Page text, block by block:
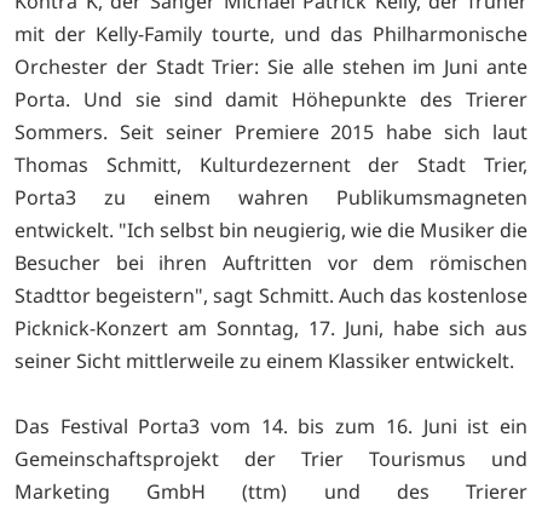
mit der Kelly-Family tourte, und das Philharmonische
Orchester der Stadt Trier: Sie alle stehen im Juni ante
Porta. Und sie sind damit Höhepunkte des Trierer
Sommers. Seit seiner Premiere 2015 habe sich laut
Thomas Schmitt, Kulturdezernent der Stadt Trier,
Porta3 zu einem wahren Publikumsmagneten
entwickelt. "Ich selbst bin neugierig, wie die Musiker die
Besucher bei ihren Auftritten vor dem römischen
Stadttor begeistern", sagt Schmitt. Auch das kostenlose
Picknick-Konzert am Sonntag, 17. Juni, habe sich aus
seiner Sicht mittlerweile zu einem Klassiker entwickelt.
Das Festival Porta3 vom 14. bis zum 16. Juni ist ein
Gemeinschaftsprojekt der Trier Tourismus und
Marketing GmbH (ttm) und des Trierer